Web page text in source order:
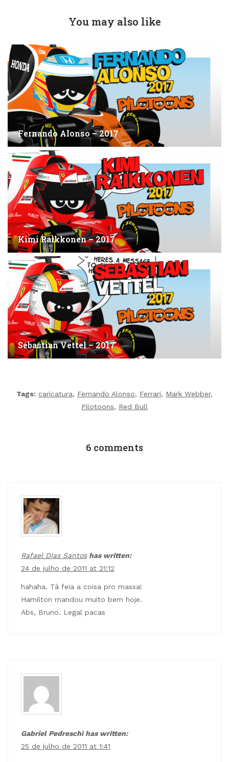
You may also like
Fernando Alonso – 2017
Kimi Raikkonen – 2017
Sebastian Vettel – 2017
Tags: caricatura, Fernando Alonso, Ferrari, Mark Webber,
Pilotoons, Red Bull
6 comments
Rafael DIas Santoshas written:
24 de julho de 2011 at 21:12
hahaha. Tá feia a coisa pro massa!
Hamilton mandou muito bem hoje.
Abs, Bruno. Legal pacas
Gabriel Pedreschi has written:
25 de julho de 2011 at 1:41